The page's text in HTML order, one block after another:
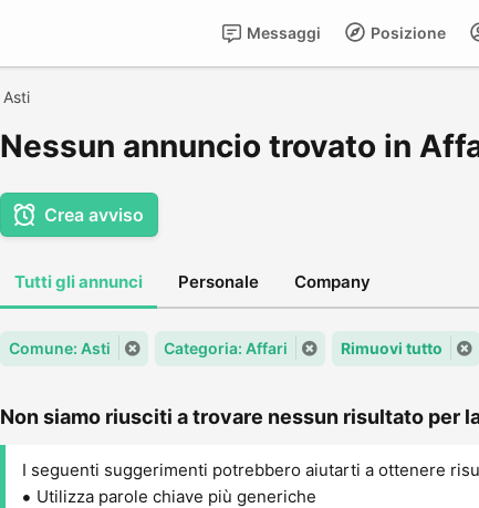
Posizione
Messaggi
Asti
Nessun annuncio trovato in
Crea avviso
Tutti gli annunci Personale Company
Comune: Asti Categoria: Affari Rimuovi tutto
Non siamo riusciti a trovare nessun risultato per
I seguenti suggerimenti potrebbero aiutarti a ottenere
Utilizza parole chiave più generiche